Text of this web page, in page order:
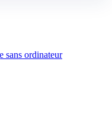
sans ordinateur